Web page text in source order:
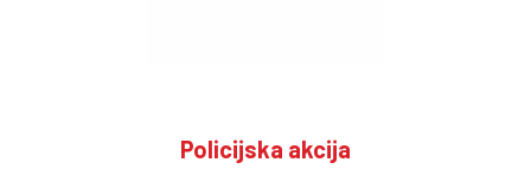
Policijska akcija